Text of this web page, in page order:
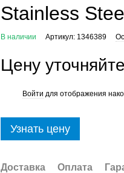
Stainless
В наличии Артикул: 1346389
Цену уточняйте
Войти для отображения
Узнать цену
Доставка Оплата